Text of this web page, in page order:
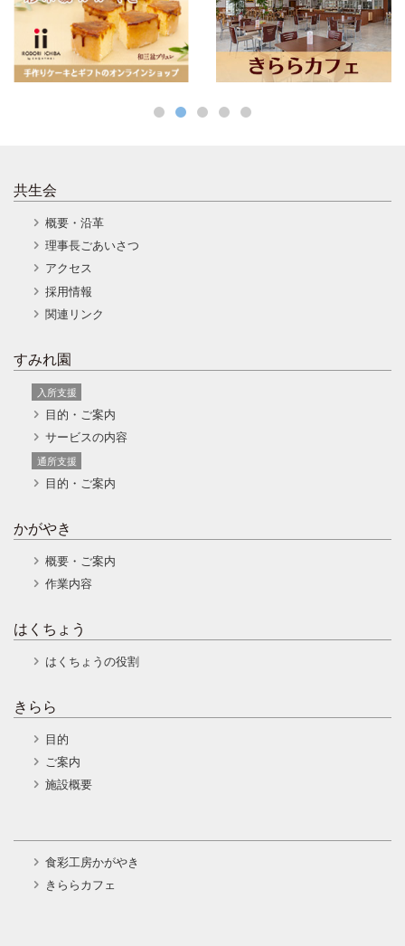
共生会
概要・沿革
理事長ごあいさつ
アクセス
採用情報
関連リンク
すみれ園
入所支援
目的・ご案内
サービスの内容
通所支援
目的・ご案内
かがやき
概要・ご案内
作業内容
はくちょう
はくちょうの役割
きらら
目的
ご案内
施設概要
食彩工房かがやき
きららカフェ